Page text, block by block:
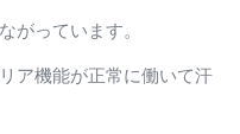
がっています。
ア機能が正常に働いて汗